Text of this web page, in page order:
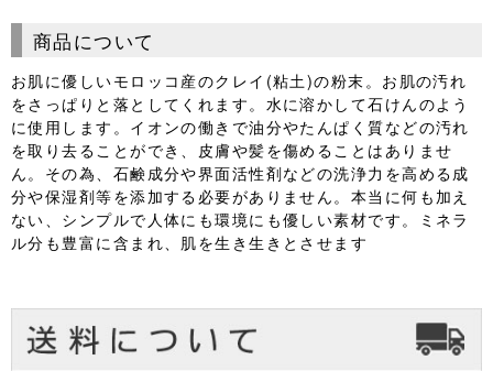
商品について
お肌に優しいモロッコ産のクレイ(粘土)の粉末。お肌の汚れ
をさっぱりと落としてくれます。水に溶かして石けんのよう
に使用します。イオンの働きで油分やたんぱく質などの汚れ
を取り去ることができ、皮膚や髪を傷めることはありませ
ん。その為、石鹸成分や界面活性剤などの洗浄力を高める成
分や保湿剤等を添加する必要がありません。本当に何も加え
ない、シンプルで人体にも環境にも優しい素材です。ミネラ
ル分も豊富に含まれ、肌を生き生きとさせます